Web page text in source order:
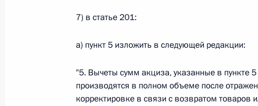
О внесении изменений в статью 9.21 Кодекса
правонарушениях
26 июля 2026 года
7) в статье 201:
а) пункт 5 изложить в следующей редакции:
"5. Вычеты сумм акциза, указанные в пункте
производятся в полном объеме после
корректировке в связи с возвратом товаров